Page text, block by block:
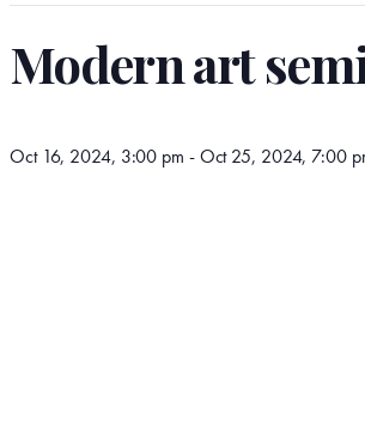
Modern art
Oct 16, 2024, 3:00 pm -Oct 25, 2024, 7:00